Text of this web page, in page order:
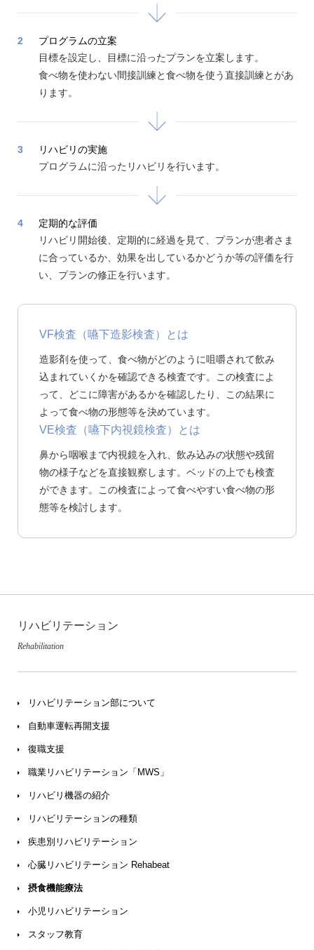
リハビリテーション
Rehabilitation
リハビリテーション部について
自動車運転再開支援
復職支援
職業リハビリテーション「MWS」
リハビリ機器の紹介
リハビリテーションの種類
疾患別リハビリテーション
心臓リハビリテーション Rehabeat
摂食機能療法
小児リハビリテーション
スタッフ教育
2
プログラムの立案
目標を設定し、目標に沿ったプランを立案します。
食べ物を使わない間接訓練と食べ物を使う直接訓練とがあ
ります。
3
リハビリの実施
プログラムに沿ったリハビリを行います。
4
定期的な評価
リハビリ開始後、定期的に経過を見て、プランが患者さま
に合っているか、効果を出しているかどうか等の評価を行
い、プランの修正を行います。
VF検査（嚥下造影検査）とは
造影剤を使って、食べ物がどのように咀嚼されて飲み
込まれていくかを確認できる検査です。この検査によ
って、どこに障害があるかを確認したり、この結果に
よって食べ物の形態等を決めています。
VE検査（嚥下内視鏡検査）とは
鼻から咽喉まで内視鏡を入れ、飲み込みの状態や残留
物の様子などを直接観察します。ベッドの上でも検査
ができます。この検査によって食べやすい食べ物の形
態等を検討します。